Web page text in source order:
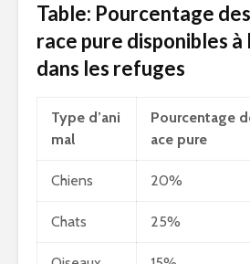
Table: Pourcentage
race pure disponibles à
dans les refuges
Type d’ani
mal
Pourcentage
ace pure
Chiens 20%
Chats 25%